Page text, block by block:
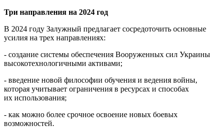
Три направления на 2024 год
В 2024 году Залужный предлагает сосредоточить основные
усилия на трех направлениях:
- создание системы обеспечения Вооруженных сил Украины
высокотехнологичными активами;
- введение новой философии обучения и ведения войны,
которая учитывает ограничения в ресурсах и способах
их использования;
- как можно более срочное освоение новых боевых
возможностей.